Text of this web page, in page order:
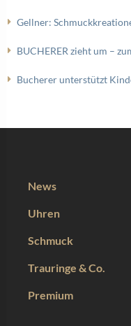
Gellner:
BUCHERER zieht um –
Bucherer unterstützt
News
Uhren
Schmuck
Trauringe & Co.
Premium